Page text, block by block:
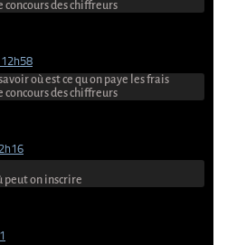
concours des chiffreurs
où est ce qu on paye les frais
concours des chiffreurs
peut on inscrire